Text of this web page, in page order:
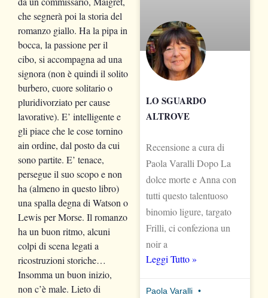
che segnerà poi la storia del
romanzo giallo. Ha la pipa in
bocca, la passione per il
cibo, si accompagna ad una
signora (non è quindi il solito
burbero, cuore solitario o
pluridivorziato per cause
lavorative). E’ intelligente e
gli piace che le cose tornino
ain ordine, dal posto da cui
sono partite. E’ tenace,
persegue il suo scopo e non
ha (almeno in questo libro)
una spalla degna di Watson o
Lewis per Morse. Il romanzo
ha un buon ritmo, alcuni
colpi di scena legati a
ricostruzioni storiche…
Insomma un buon inizio,
non c’è male. Lieto di
LO SGUARDO
ALTROVE
Recensione a cura di
Paola Varalli Dopo La
dolce morte e Anna con
tutti questo talentuoso
binomio ligure, targato
Frilli, ci confeziona un
noir a
Leggi Tutto »
Paola Varalli